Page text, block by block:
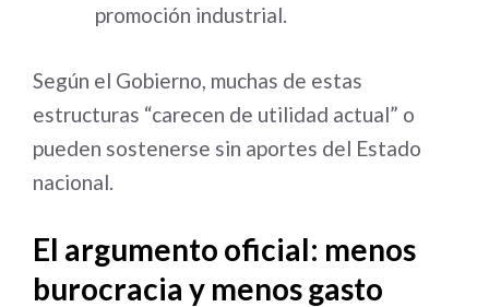
promoción industrial.
Según el Gobierno, muchas de estas
estructuras “carecen de utilidad actual” o
pueden sostenerse sin aportes del Estado
nacional.
El argumento oficial: menos
burocracia y menos gasto